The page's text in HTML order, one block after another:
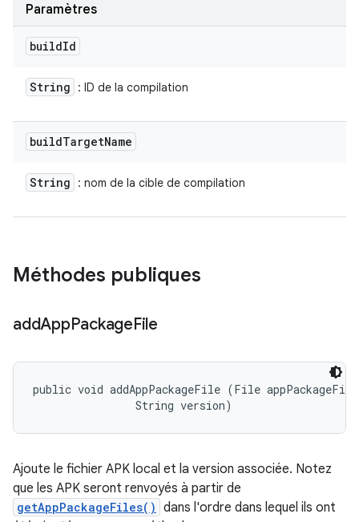
Paramètres
buildId
String : ID de la compilation
buildTargetName
String : nom de la cible de compilation
Méthodes publiques
addAppPackageFile
public void addAppPackageFile (File
                String version)
Ajoute le fichier APK local et la version associée. Notez
que les APK seront renvoyés à partir de
getAppPackageFiles() dans l'ordre dans lequel ils ont